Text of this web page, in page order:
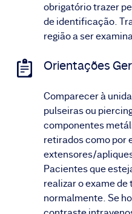
obrigatório trazer
de identificação.
região a ser
Orientações
Comparecer à
pulseiras ou
componentes
retirados como por
extensores/
Pacientes que
realizar o exame
normalmente. Se